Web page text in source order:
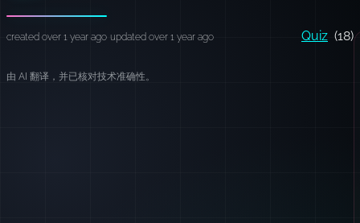
created over 1 year ago updated over 1 year ago Quiz (18)
由 AI 翻译，并已核对技术准确性。